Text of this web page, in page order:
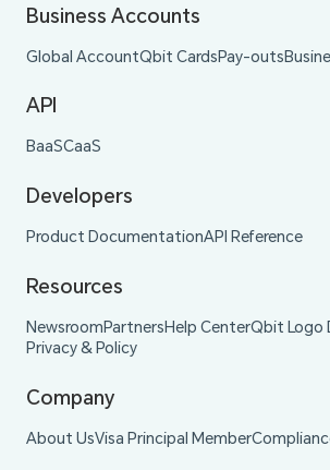
Business Accounts
Global AccountQbit CardsPay-outs
API
BaaSCaaS
Developers
Product DocumentationAPI Reference
Resources
NewsroomPartnersHelp CenterQbit Logo
Privacy & Policy
Company
About UsVisa Principal Member